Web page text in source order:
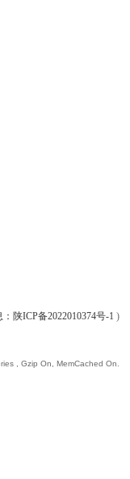
陕ICP备2022010374号-1 )
, Gzip On, MemCached On.